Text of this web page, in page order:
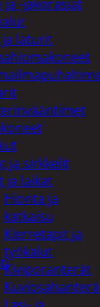
ja -jakorasiat
ja laturit
ja sirkkelit
ja laikat
Hionta ja
katkaisu
Kierretapit ja
työkalut
Kiviporanterät
Kuviosahanterä